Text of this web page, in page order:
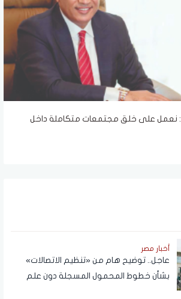
الرئيس التنفيذي لـSUD: نعمل على خلق مجتمعات متكاملة داخل
أخبار مصر
عاجل.. توضيح هام من «تنظيم الاتصالات»
بشأن خطوط المحمول المسجلة دون علم